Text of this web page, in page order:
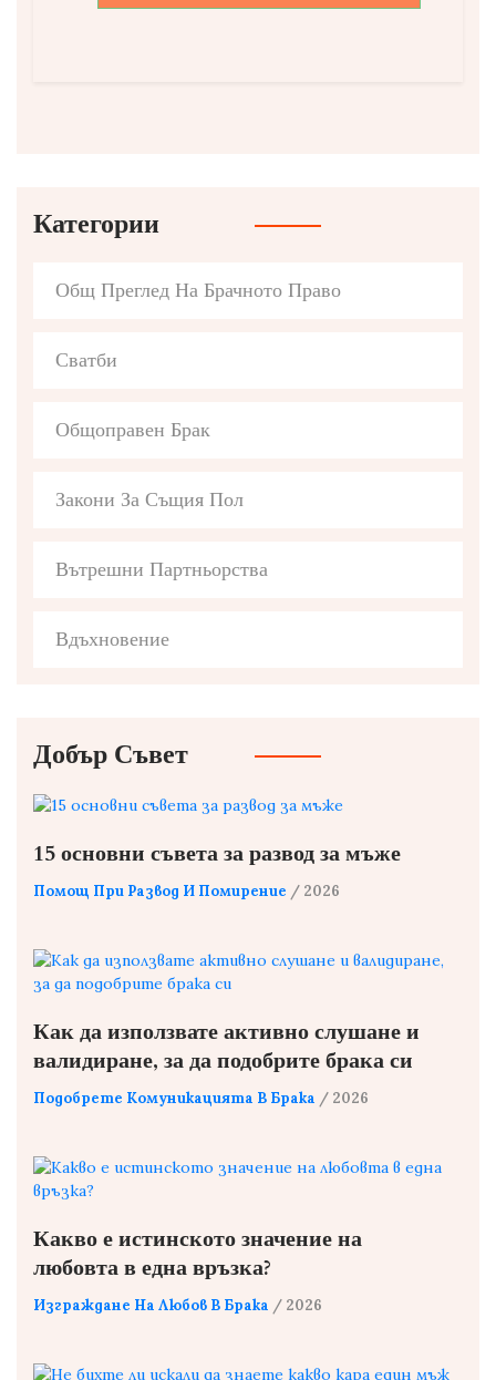
Категории
Общ Преглед На Брачното Право
Сватби
Общоправен Брак
Закони За Същия Пол
Вътрешни Партньорства
Вдъхновение
Добър Съвет
15 основни съвета за развод за мъже
Помощ При Развод И Помирение / 2026
Как да използвате активно слушане и
валидиране, за да подобрите брака си
Подобрете Комуникацията В Брака / 2026
Какво е истинското значение на
любовта в една връзка?
Изграждане На Любов В Брака / 2026